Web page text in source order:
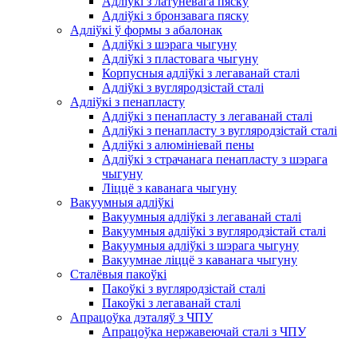
Адліўкі з бронзавага пяску
Адліўкі ў формы з абалонак
Адліўкі з шэрага чыгуну
Адліўкі з пластовага чыгуну
Корпусныя адліўкі з легаванай сталі
Адліўкі з вугляродзістай сталі
Адліўкі з пенапласту
Адліўкі з пенапласту з легаванай сталі
Адліўкі з пенапласту з вугляродзістай сталі
Адліўкі з алюмініевай пены
Адліўкі з страчанага пенапласту з шэрага
чыгуну
Ліццё з каванага чыгуну
Вакуумныя адліўкі
Вакуумныя адліўкі з легаванай сталі
Вакуумныя адліўкі з вугляродзістай сталі
Вакуумныя адліўкі з шэрага чыгуну
Вакуумнае ліццё з каванага чыгуну
Сталёвыя пакоўкі
Пакоўкі з вугляродзістай сталі
Пакоўкі з легаванай сталі
Апрацоўка дэталяў з ЧПУ
Апрацоўка нержавеючай сталі з ЧПУ